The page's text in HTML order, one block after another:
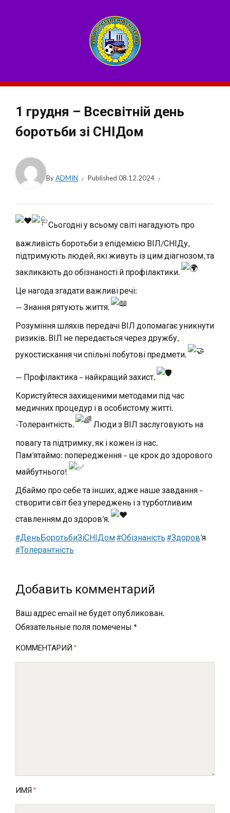
1 грудня – Всесвітній день
боротьби зі СНІДом
ByADMIN Published 08.12.2024
Сьогодні у всьому світі нагадують про
важливість боротьби з епідемією ВІЛ/СНІДу,
підтримують людей, які живуть із цим діагнозом, та
закликають до обізнаності й профілактики.
Це нагода згадати важливі речі:
— Знання рятують життя.
Розуміння шляхів передачі ВІЛ допомагає уникнути
ризиків. ВІЛ не передається через дружбу,
рукостискання чи спільні побутові предмети.
— Профілактика – найкращий захист.
Користуйтеся захищеними методами під час
медичних процедур і в особистому житті.
-Толерантність.
Люди з ВІЛ заслуговують на
повагу та підтримку, як і кожен із нас.
Пам’ятаймо: попередження – це крок до здорового
майбутнього!
Дбаймо про себе та інших, адже наше завдання –
створити світ без упереджень і з турботливим
ставленням до здоров’я.
#ДеньБоротьбиЗіСНІДом#Обізнаність #Здоров’я
#Толерантність
Добавить комментарий
Ваш адрес email не будет опубликован.
Обязательные поля помечены *
КОММЕНТАРИЙ *
ИМЯ *